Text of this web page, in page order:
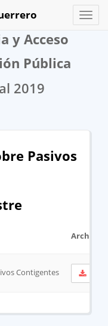
Toggle
y Acceso
Pública
2019
Pasivos
Archivo
Contigentes